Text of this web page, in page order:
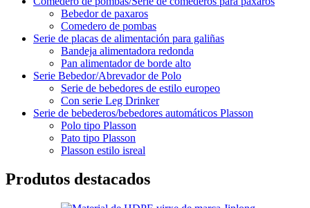
Bebedor de paxaros
Comedero de pombas
Serie de placas de alimentación para galiñas
Bandeja alimentadora redonda
Pan alimentador de borde alto
Serie Bebedor/Abrevador de Polo
Serie de bebedores de estilo europeo
Con serie Leg Drinker
Serie de bebederos/bebedores automáticos Plasson
Polo tipo Plasson
Pato tipo Plasson
Plasson estilo isreal
Produtos destacados